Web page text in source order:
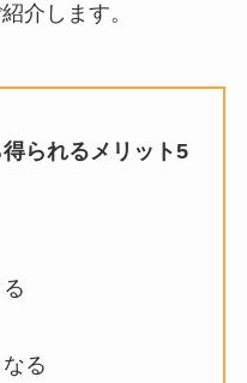
介します。
られるメリット5
る